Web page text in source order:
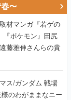
〜
材マンガ『若ゲの
『ポケモン』田尻
藤雅伸さんらの貴
/ガンダム 戦場
のわがままなニー